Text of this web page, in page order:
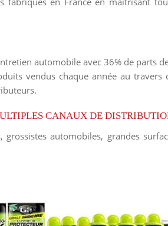
automobile avec 36% de parts
vendus chaque année au
CANAUX DE
grossistes automobiles, grandes